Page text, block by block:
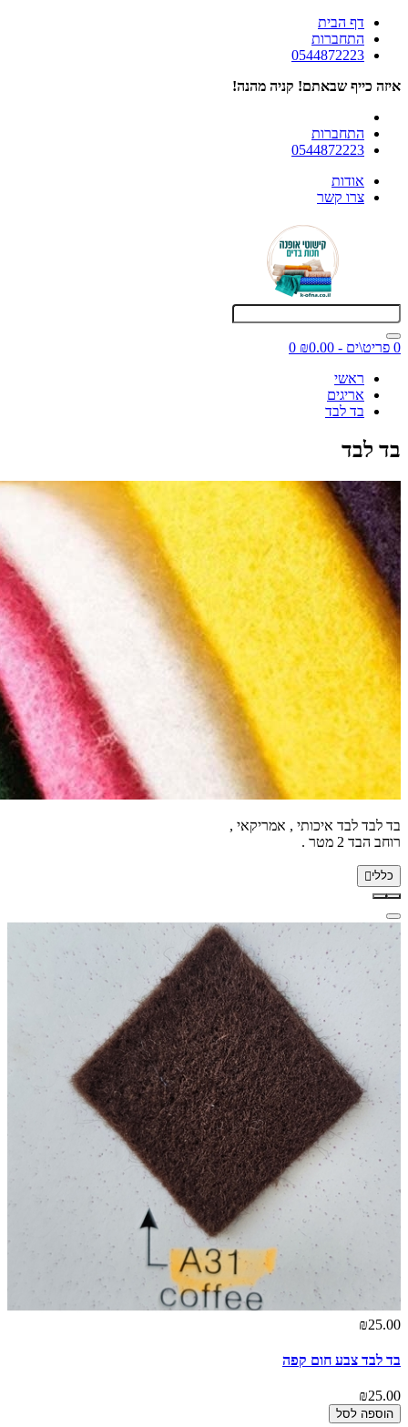
דף הבית
התחברות
0544872223
איזה כייף שבאתם! קניה מהנה!
התחברות
0544872223
אודות
צרו קשר
0 פריט\ים - ₪0.00
0
ראשי
אריגים
בד לבד
בד לבד
בד לבד לבד איכותי , אמריקאי ,
רוחב הבד 2 מטר .
כללי
₪25.00
בד לבד צבע חום קפה
₪25.00
הוספה לסל